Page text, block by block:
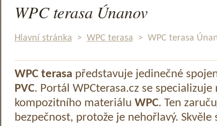
WPC terasa Únanov
Hlavní stránka > WPC terasa > WPC terasa
WPC terasa představuje jedinečné
PVC. Portál WPCterasa.cz se specializuje
kompozitního materiálu WPC. Ten
bezpečnost, protože je nehořlavý.